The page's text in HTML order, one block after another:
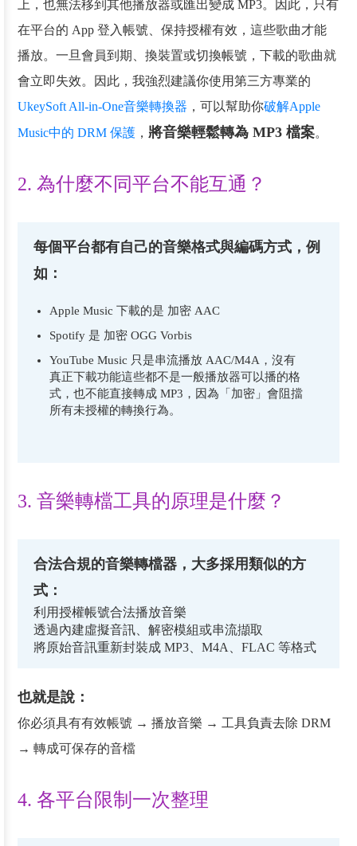
上，也無法移到其他播放器或匯出變成 MP3。因此，只有
在平台的 App 登入帳號、保持授權有效，這些歌曲才能
播放。一旦會員到期、換裝置或切換帳號，下載的歌曲就
會立即失效。因此，我強烈建議你使用第三方專業的
UkeySoft All-in-One音樂轉換器 ，可以幫助你破解Apple
Music中的 DRM 保護 ， 將音樂輕鬆轉為 MP3 檔案。
2. 為什麼不同平台不能互通？
每個平台都有自己的音樂格式與編碼方式，例
如：
Apple Music 下載的是 加密 AAC
Spotify 是 加密 OGG Vorbis
YouTube Music 只是串流播放 AAC/M4A，沒有
真正下載功能這些都不是一般播放器可以播的格
式，也不能直接轉成 MP3，因為「加密」會阻擋
所有未授權的轉換行為。
3. 音樂轉檔工具的原理是什麼？
合法合規的音樂轉檔器，大多採用類似的方
式：
利用授權帳號合法播放音樂
透過內建虛擬音訊、解密模組或串流擷取
將原始音訊重新封裝成 MP3、M4A、FLAC 等格式
也就是說：
你必須具有有效帳號 → 播放音樂 → 工具負責去除 DRM
→ 轉成可保存的音檔
4. 各平台限制一次整理